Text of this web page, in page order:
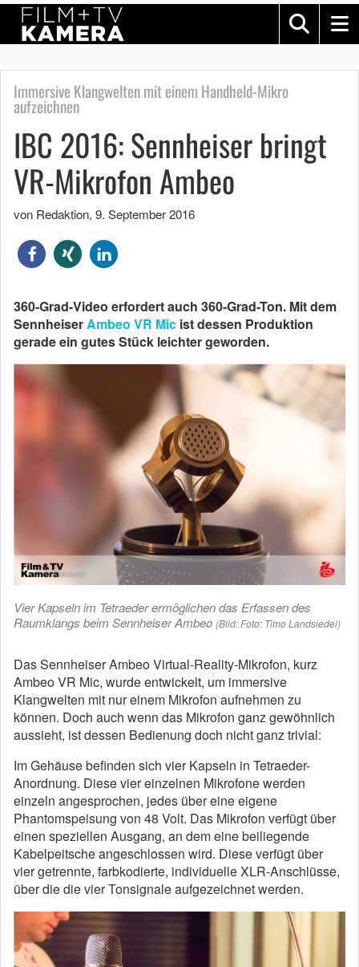
Immersive Klangwelten mit einem Handheld-Mikro
aufzeichnen
IBC 2016: Sennheiser bringt
VR-Mikrofon Ambeo
von Redaktion, 9. September 2016
360-Grad-Video erfordert auch 360-Grad-Ton. Mit dem
SennheiserAmbeo VR Mic ist dessen Produktion
gerade ein gutes Stück leichter geworden.
Vier Kapseln im Tetraeder ermöglichen das Erfassen des
Raumklangs beim Sennheiser Ambeo (Bild: Foto: Timo Landsiedel)
Das Sennheiser Ambeo Virtual-Reality-Mikrofon, kurz
Ambeo VR Mic, wurde entwickelt, um immersive
Klangwelten mit nur einem Mikrofon aufnehmen zu
können. Doch auch wenn das Mikrofon ganz gewöhnlich
aussieht, ist dessen Bedienung doch nicht ganz trivial:
Im Gehäuse befinden sich vier Kapseln in Tetraeder-
Anordnung. Diese vier einzelnen Mikrofone werden
einzeln angesprochen, jedes über eine eigene
Phantomspeisung von 48 Volt. Das Mikrofon verfügt über
einen speziellen Ausgang, an dem eine beiliegende
Kabelpeitsche angeschlossen wird. Diese verfügt über
vier getrennte, farbkodierte, individuelle XLR-Anschlüsse,
über die die vier Tonsignale aufgezeichnet werden.